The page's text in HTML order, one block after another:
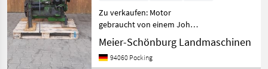
Zu verkaufen: Motor
gebraucht von einem John
Deere 2040 Passt in 1640,
2040, 2250, 2450. Passt
teilweise auch in 2140, 2250,
Meier-Schönburg Landmaschinen
94060 Pocking